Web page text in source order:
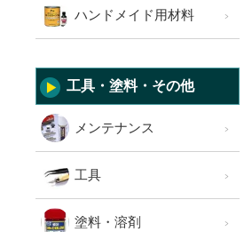
ハンドメイド用材料
工具・塗料・その他
メンテナンス
工具
塗料・溶剤